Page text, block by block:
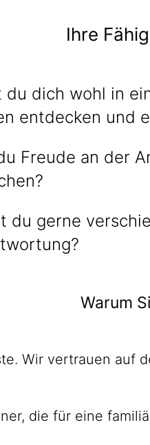
Ihre
du dich wohl in
entdecken und
Freude an der
du gerne
Warum
Wir vertrauen auf
die für eine